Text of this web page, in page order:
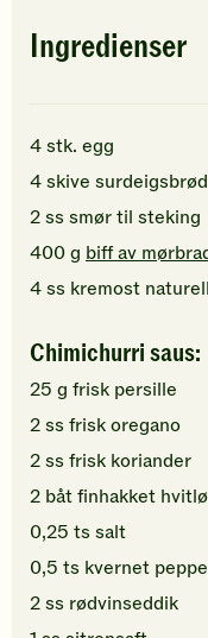
Ingredienser
4stk. egg
4skive surdeigsbrød
2ss smørtil steking
400g biff av
4ss kremost naturell
Chimichurri saus:
25 g frisk persille
2ss frisk oregano
2ss frisk koriander
2 båtfinhakket
0,25 ts salt
0,5 ts kvernet
2ss rødvinseddik